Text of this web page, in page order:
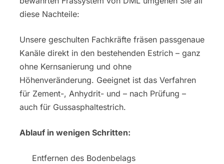
diese Nachteile:
Unsere geschulten Fachkräfte fräsen passgenaue
Kanäle direkt in den bestehenden Estrich – ganz
ohne Kernsanierung und ohne
Höhenveränderung. Geeignet ist das Verfahren
für Zement-, Anhydrit- und – nach Prüfung –
auch für Gussasphaltestrich.
Ablauf in wenigen Schritten:
Entfernen des Bodenbelags